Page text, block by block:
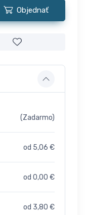
Objednať
(Zadarmo)
od 5,06 €
od 0,00 €
od 3,80 €